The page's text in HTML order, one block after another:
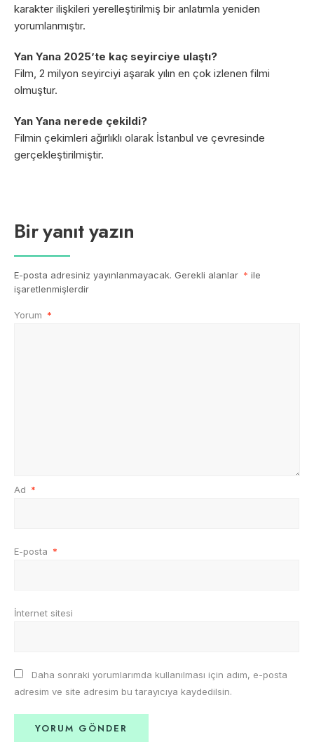
karakter ilişkileri yerelleştirilmiş bir anlatımla yeniden
yorumlanmıştır.
Yan Yana 2025’te kaç seyirciye ulaştı?
Film, 2 milyon seyirciyi aşarak yılın en çok izlenen filmi
olmuştur.
Yan Yana nerede çekildi?
Filmin çekimleri ağırlıklı olarak İstanbul ve çevresinde
gerçekleştirilmiştir.
Bir yanıt yazın
E-posta adresiniz yayınlanmayacak. Gerekli alanlar * ile
işaretlenmişlerdir
Yorum *
Ad *
E-posta *
İnternet sitesi
Daha sonraki yorumlarımda kullanılması için adım, e-posta
adresim ve site adresim bu tarayıcıya kaydedilsin.